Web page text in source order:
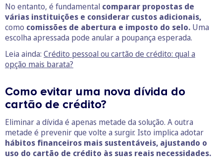
No entanto, é fundamental comparar propostas de
várias instituições e considerar custos adicionais,
como comissões de abertura e imposto do selo. Uma
escolha apressada pode anular a poupança esperada.
Leia ainda: Crédito pessoal ou cartão de crédito: qual a
opção mais barata?
Como evitar uma nova dívida do
cartão de crédito?
Eliminar a dívida é apenas metade da solução. A outra
metade é prevenir que volte a surgir. Isto implica adotar
hábitos financeiros mais sustentáveis, ajustando o
uso do cartão de crédito às suas reais necessidades.